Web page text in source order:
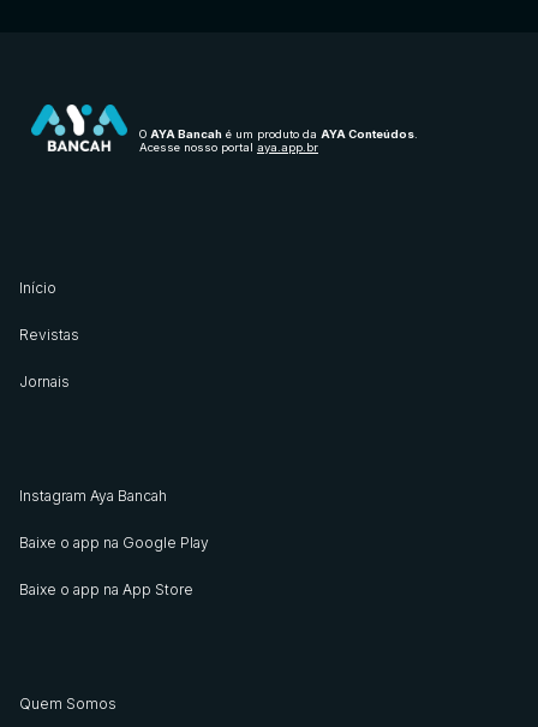
O AYA Bancah é um produto da AYA Conteúdos.
Acesse nosso portal aya.app.br
Início
Revistas
Jornais
Instagram Aya Bancah
Baixe o app na Google Play
Baixe o app na App Store
Quem Somos